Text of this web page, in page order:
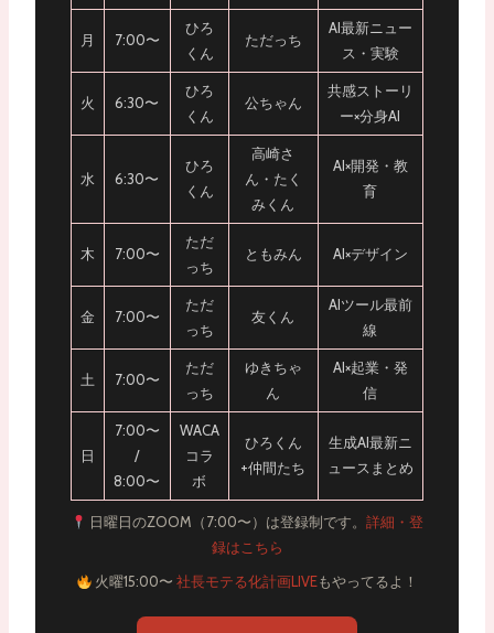
月 7:00〜
ひろ
くん
ただっち
AI最新ニュー
ス・実験
火 6:30〜
ひろ
くん
公ちゃん
共感ストーリ
ー×分身AI
水 6:30〜
ひろ
くん
高崎さ
ん・たく
みくん
AI×開発・教
育
木 7:00〜
ただ
っち
ともみん AI×デザイン
金 7:00〜
ただ
っち
友くん
AIツール最前
線
土 7:00〜
ただ
っち
ゆきちゃ
ん
AI×起業・発
信
日
7:00〜
/
8:00〜
WACA
コラ
ボ
ひろくん
+仲間たち
生成AI最新ニ
ュースまとめ
日曜日のZOOM（7:00〜）は登録制です。詳細・登
録はこちら
火曜15:00〜社長モテる化計画LIVEもやってるよ！